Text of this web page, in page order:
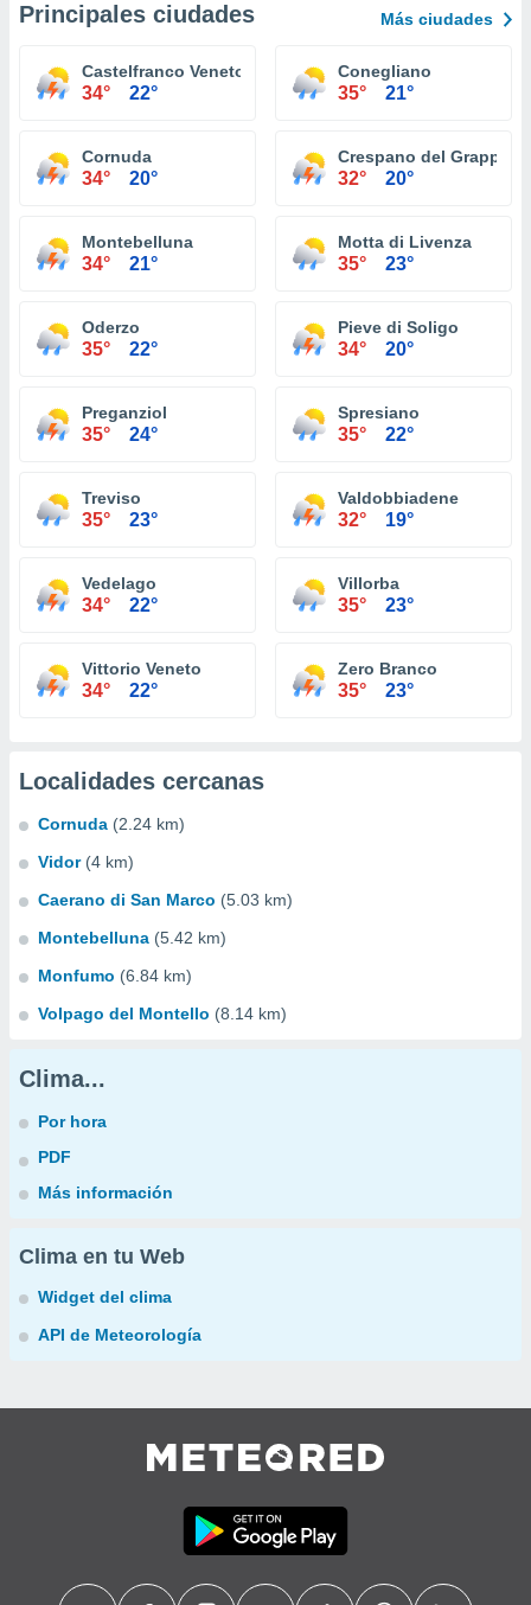
Principales ciudades Más ciudades
Castelfranco Veneto
34° 22°
Conegliano
35° 21°
Cornuda
34° 20°
Crespano del Grappa
32° 20°
Montebelluna
34° 21°
Motta di Livenza
35° 23°
Oderzo
35° 22°
Pieve di Soligo
34° 20°
Preganziol
35° 24°
Spresiano
35° 22°
Treviso
35° 23°
Valdobbiadene
32° 19°
Vedelago
34° 22°
Villorba
35° 23°
Vittorio Veneto
34° 22°
Zero Branco
35° 23°
Localidades cercanas
Cornuda (2.24 km)
Vidor (4 km)
Caerano di San Marco (5.03 km)
Montebelluna (5.42 km)
Monfumo (6.84 km)
Volpago del Montello (8.14 km)
Clima...
Por hora
PDF
Más información
Clima en tu Web
Widget del clima
API de Meteorología